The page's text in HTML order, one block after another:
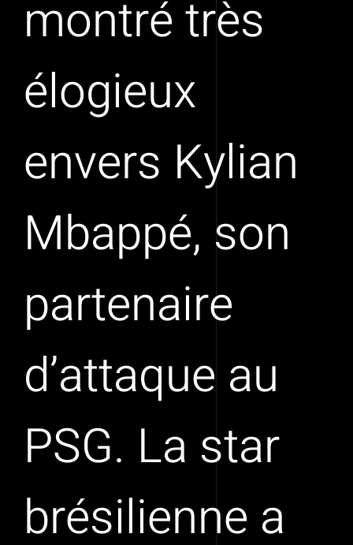
montré très
élogieux
envers Kylian
Mbappé, son
partenaire
d’attaque au
PSG. La star
brésilienne a